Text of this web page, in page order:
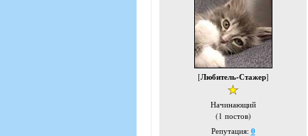
[Любитель-Стажер]
Начинающий
(1 постов)
Репутация: 0